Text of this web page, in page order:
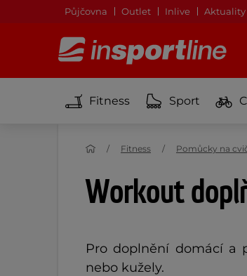
Půjčovna Outlet Inlive Aktuality
Fitness Sport
Workout
Pro doplnění domácí a
nebo kužely.
Fitness Pomůcky na